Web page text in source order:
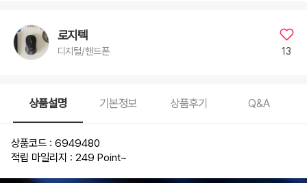
로지텍
디지털/핸드폰 13
상품설명 기본정보 상품후기 Q&A
상품코드 : 6949480
적립 마일리지 : 249 Point~